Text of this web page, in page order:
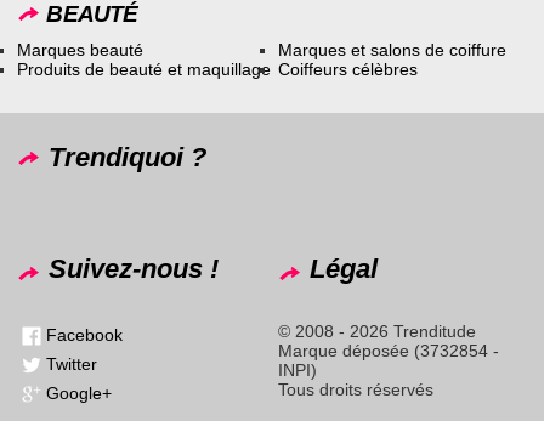
BEAUTÉ
Marques beauté
Produits de beauté et maquillage
Marques et salons de coiffure
Coiffeurs célèbres
Trendiquoi ?
Suivez-nous !
Facebook
Twitter
Google+
Légal
© 2008 - 2026 Trenditude
Marque déposée (3732854 -
INPI)
Tous droits réservés